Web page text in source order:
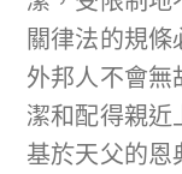
關律法的規
外邦人不會
潔和配得親近
基於天父的